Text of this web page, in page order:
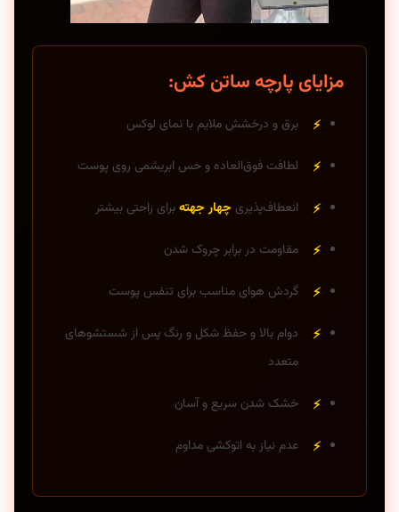
مزایای پارچه ساتن کش:
برق و درخشش ملایم با نمای لوکس
لطافت فوق‌العاده و حس ابریشمی روی پوست
انعطاف‌پذیری چهار جهتهبرای راحتی بیشتر
مقاومت در برابر چروک شدن
گردش هوای مناسب برای تنفس پوست
دوام بالا و حفظ شکل و رنگ پس از شستشوهای
متعدد
خشک شدن سریع و آسان
عدم نیاز به اتوکشی مداوم